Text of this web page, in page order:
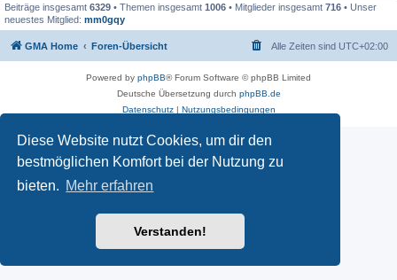
Diese Website nutzt Cookies, um dir den
bestmöglichen Komfort bei der Nutzung zu
bieten. Mehr erfahren
Verstanden!
Beiträge insgesamt 6329 • Themen insgesamt 1006 • Mitglieder insgesamt 716 • Unser
neuestes Mitglied: mm0gqy
GMA Home Foren-Übersicht Alle Zeiten sind UTC+02:00
Powered by phpBB® Forum Software © phpBB Limited
Deutsche Übersetzung durch phpBB.de
Datenschutz| Nutzungsbedingungen